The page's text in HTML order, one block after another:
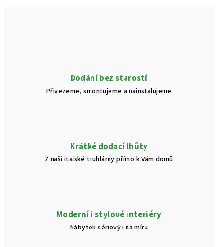
Dodání bez starostí
Přivezeme, smontujeme a nainstalujeme
Krátké dodací lhůty
Z naší italské truhlárny přímo k Vám domů
Moderní i stylové interiéry
Nábytek sériový i na míru